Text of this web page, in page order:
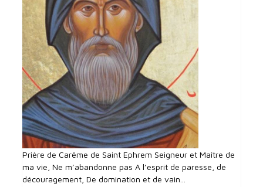
Prière de Carême de Saint Ephrem Seigneur et Maître de
ma vie, Ne m’abandonne pas A l’esprit de paresse, de
découragement, De domination et de vain...